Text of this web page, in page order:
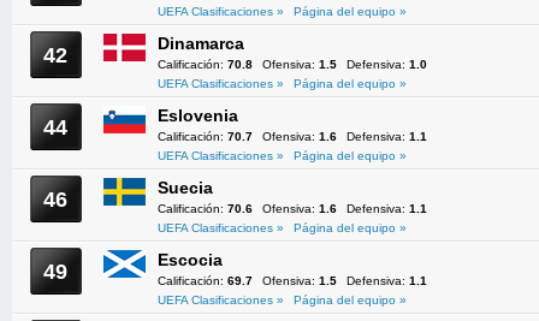
UEFA Clasificaciones »
Página del equipo »
42 Dinamarca
Calificación: 70.8 Ofensiva: 1.5 Defensiva: 1.0
UEFA Clasificaciones »
Página del equipo »
44 Eslovenia
Calificación: 70.7 Ofensiva: 1.6 Defensiva: 1.1
UEFA Clasificaciones »
Página del equipo »
46 Suecia
Calificación: 70.6 Ofensiva: 1.6 Defensiva: 1.1
UEFA Clasificaciones »
Página del equipo »
49 Escocia
Calificación: 69.7 Ofensiva: 1.5 Defensiva: 1.1
UEFA Clasificaciones »
Página del equipo »